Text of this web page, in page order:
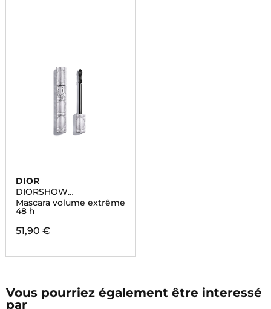
DIOR
DIORSHOW
OVERVOLUME
WATERPROOF
Mascara volume extrême
48 h
51,90 €
Vous pourriez également être interessé
par